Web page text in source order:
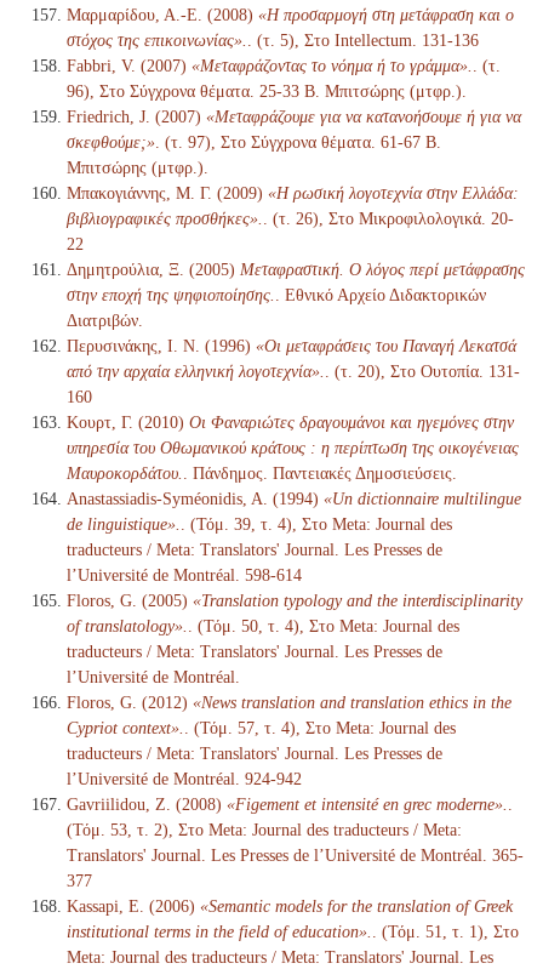
Μαρμαρίδου, Α.-Ε. (2008) «Η προσαρμογή στη μετάφραση και ο
στόχος της επικοινωνίας».
. (τ. 5), Στο Intellectum. 131-136
Fabbri, V. (2007) «Μεταφράζοντας το νόημα ή το γράμμα».
. (τ.
96), Στο Σύγχρονα θέματα. 25-33 Β. Μπιτσώρης (μτφρ.).
Friedrich, J. (2007) «Μεταφράζουμε για να κατανοήσουμε ή για να
σκεφθούμε;» . (τ. 97), Στο Σύγχρονα θέματα. 61-67 Β.
Μπιτσώρης (μτφρ.).
Μπακογιάννης, Μ. Γ. (2009) «Η ρωσική λογοτεχνία στην Ελλάδα:
βιβλιογραφικές προσθήκες».
. (τ. 26), Στο Μικροφιλολογικά. 20-
22
Δημητρούλια, Ξ. (2005) Μεταφραστική. Ο λόγος περί μετάφρασης
στην εποχή της ψηφιοποίησης.
. Εθνικό Αρχείο Διδακτορικών
Διατριβών.
Περυσινάκης, Ι. Ν. (1996) «Οι μεταφράσεις του Παναγή Λεκατσά
από την αρχαία ελληνική λογοτεχνία».
. (τ. 20), Στο Ουτοπία. 131-
160
Κουρτ, Γ. (2010) Οι Φαναριώτες δραγουμάνοι και ηγεμόνες στην
υπηρεσία του Οθωμανικού κράτους : η περίπτωση της οικογένειας
Μαυροκορδάτου.
. Πάνδημος. Παντειακές Δημοσιεύσεις.
Anastassiadis-Syméonidis, A. (1994) «Un dictionnaire multilingue
de linguistique».
. (Τόμ. 39, τ. 4), Στο Meta: Journal des
traducteurs / Meta: Translators' Journal. Les Presses de
l’Université de Montréal. 598-614
Floros, G. (2005) «Translation typology and the interdisciplinarity
of translatology».
. (Τόμ. 50, τ. 4), Στο Meta: Journal des
traducteurs / Meta: Translators' Journal. Les Presses de
l’Université de Montréal.
Floros, G. (2012) «News translation and translation ethics in the
Cypriot context».
. (Τόμ. 57, τ. 4), Στο Meta: Journal des
traducteurs / Meta: Translators' Journal. Les Presses de
l’Université de Montréal. 924-942
Gavriilidou, Z. (2008) «Figement et intensité en grec moderne».
(Τόμ. 53, τ. 2), Στο Meta: Journal des traducteurs / Meta:
Translators' Journal. Les Presses de l’Université de Montréal. 365-
377
Kassapi, E. (2006) «Semantic models for the translation of Greek
institutional terms in the field of education».
. (Τόμ. 51, τ. 1), Στο
Meta: Journal des traducteurs / Meta: Translators' Journal. Les